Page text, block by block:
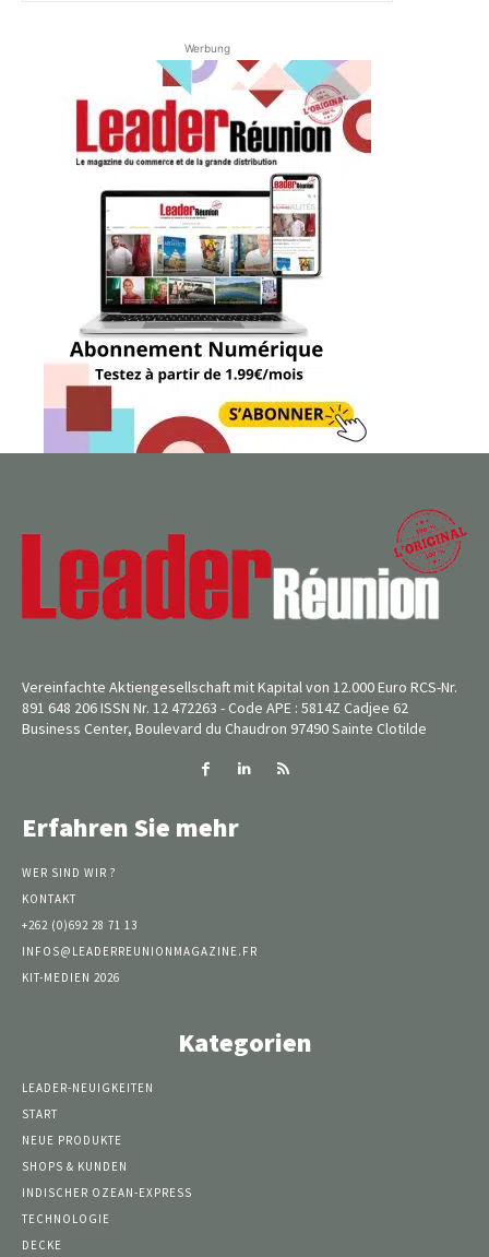
Werbung
Vereinfachte Aktiengesellschaft mit Kapital von 12.000 Euro RCS-Nr.
891 648 206 ISSN Nr. 12 472263 - Code APE : 5814Z Cadjee 62
Business Center, Boulevard du Chaudron 97490 Sainte Clotilde
Erfahren Sie mehr
WER SIND WIR ?
KONTAKT
+262 (0)692 28 71 13
INFOS@LEADERREUNIONMAGAZINE.FR
KIT-MEDIEN 2026
Kategorien
LEADER-NEUIGKEITEN
START
NEUE PRODUKTE
SHOPS & KUNDEN
INDISCHER OZEAN-EXPRESS
TECHNOLOGIE
DECKE